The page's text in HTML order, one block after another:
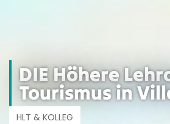
DER Lebens- und
GenussCAMPUS
im Alpe Adria Raum